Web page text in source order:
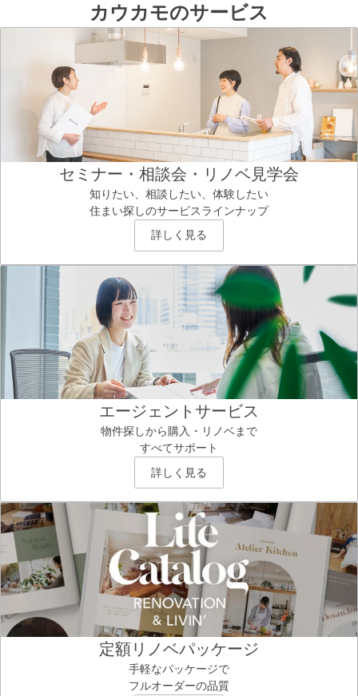
カウカモのサービス
セミナー・相談会・リノベ見学会
知りたい、相談したい、体験したい
住まい探しのサービスラインナップ
詳しく見る
エージェントサービス
物件探しから購入・リノベまで
すべてサポート
詳しく見る
定額リノベパッケージ
手軽なパッケージで
フルオーダーの品質